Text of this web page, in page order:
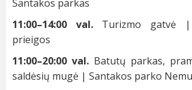
Santakos parkas
11:00–14:00 val. Turizmo gatvė
prieigos
11:00–20:00 val. Batutų parkas,
saldėsių mugė | Santakos parko